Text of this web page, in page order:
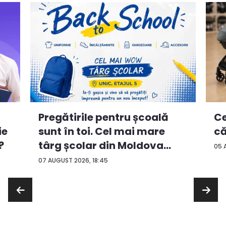
07 AUGUST 2026, 18:45
Pregătirile pentru școală
sunt în toi. Cel mai mare
târg școlar din Moldova
con...
05